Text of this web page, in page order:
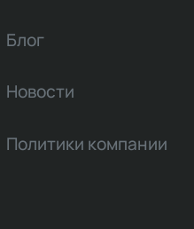
Блог
Новости
Политики компании